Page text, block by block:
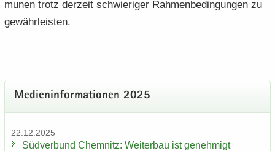
mu­nen trotz der­zeit schwie­ri­ger Rah­men­be­din­gun­gen zu
ge­währ­leis­ten.
Me­di­en­in­for­ma­tio­nen 2025
22.12.2025
Süd­ver­bund Chem­nitz: Wei­ter­bau ist ge­neh­migt